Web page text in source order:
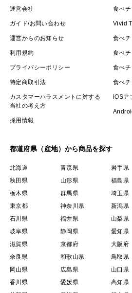
運営会社
ガイド/お問い合わせ
運営からのお知らせ
利用規約
プライバシーポリシー
特定商取引法
カスタマーハラスメントに対する
当社の考え方
採用情報
食べ
Vivid
食べ
食べ
食べ
食べ
iOSア
都道府県（産地）から商品を探す
北海道 青森県 岩手県
秋田県
山形県 福島県
栃木県
群馬県 埼玉県
東京都
神奈川県 新潟県
石川県
福井県 山梨県
岐阜県
静岡県 愛知県
滋賀県
京都府 大阪府
奈良県
和歌山県 鳥取県
岡山県
広島県 山口県
香川県
愛媛県 高知県